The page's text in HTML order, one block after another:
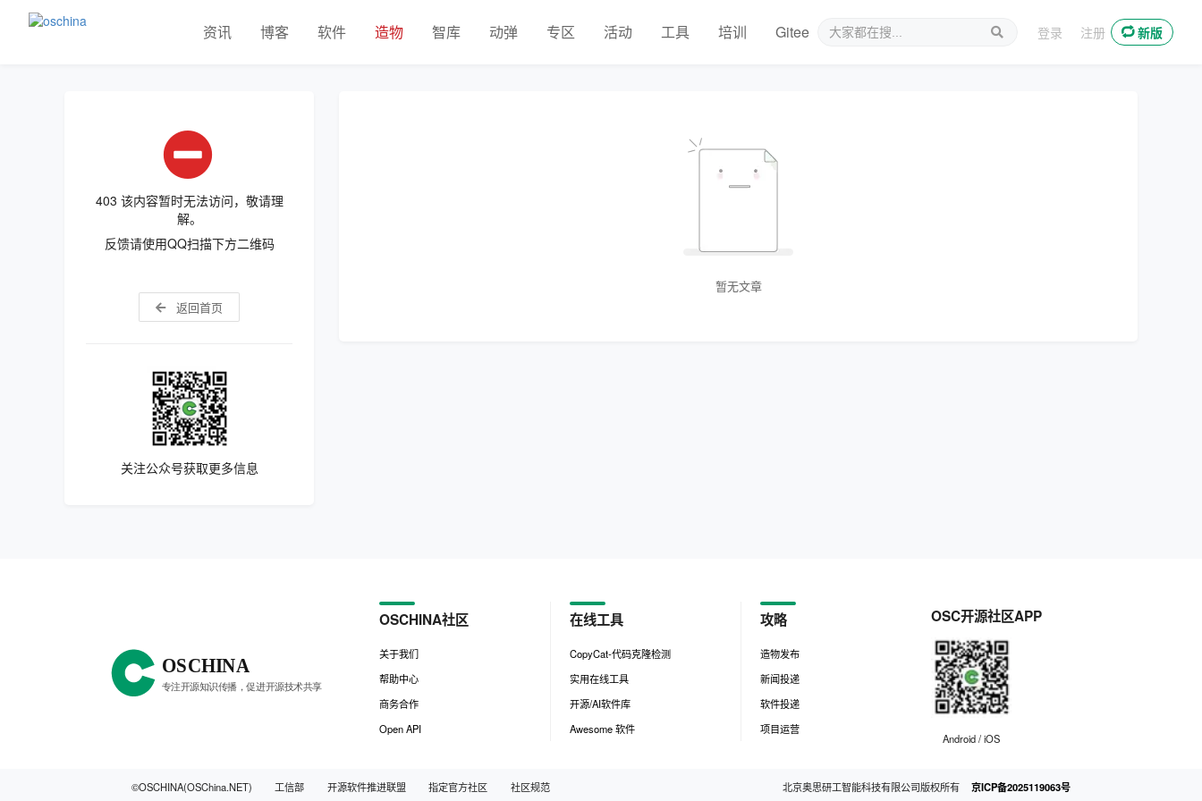
资讯 博客 软件 造物 智库 动弹 专区 活动 工具 培训 Gitee 新媒体 登录 注册 新版
403 该内容暂时无法访问，敬请理
解。
反馈请使用QQ扫描下方二维码
返回首页
关注公众号获取更多信息
暂无文章
OSCHINA社区
关于我们
帮助中心
商务合作
Open API
在线工具
CopyCat-代码克隆检测
实用在线工具
开源/AI软件库
Awesome 软件
攻略
造物发布
新闻投递
软件投递
项目运营
OSC开源社区APP
Android / iOS
©OSCHINA(OSChina.NET) 工信部 开源软件推进联盟 指定官方社区 社区规范 北京奥思研工智能科技有限公司版权所有 京ICP备2025119063号